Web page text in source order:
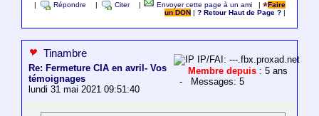
Répondre Citer Envoyer cette page à un ami |
Faire
un DON
|? Retour Haut de Page ?
Tinambre
Re: Fermeture CIA en avril- Vos
témoignages
lundi 31 mai 2021 09:51:40
IP/FAI: ---.fbx.proxad.net
Membre depuis : 5 ans
- Messages: 5